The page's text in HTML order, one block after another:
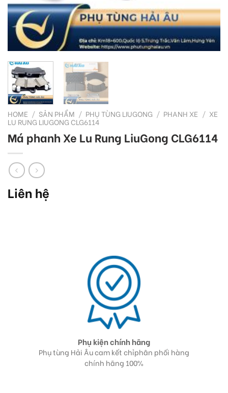
HOME / SẢN PHẨM / PHỤ TÙNG LIUGONG / PHANH XE / XE
LU RUNG LIUGONG CLG6114
Má phanh Xe Lu Rung LiuGong CLG6114
Liên hệ
Phụ kiện chính hãng
Phụ tùng Hải Âu cam kết chỉphân phối hàng
chính hãng 100%